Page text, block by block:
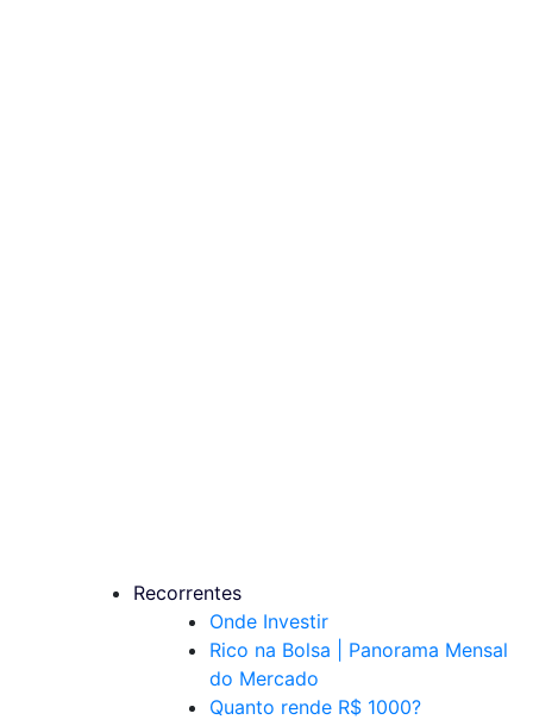
Recorrentes
Onde Investir
Rico na Bolsa | Panorama Mensal
do Mercado
Quanto rende R$ 1000?